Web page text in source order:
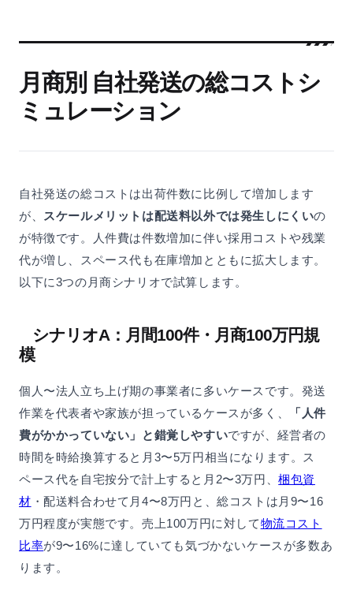
月商別 自社発送の総コストシ
ミュレーション
自社発送の総コストは出荷件数に比例して増加します
が、
スケールメリットは配送料以外では発生しにくいの
が特徴です。人件費は件数増加に伴い採用コストや残業
代が増し、スペース代も在庫増加とともに拡大します。
以下に3つの月商シナリオで試算します。
シナリオA：月間100件・月商100万円規
模
個人〜法人立ち上げ期の事業者に多いケースです。発送
作業を代表者や家族が担っているケースが多く、
「人件
費がかかっていない」と錯覚しやすいですが、経営者の
時間を時給換算すると月3〜5万円相当になります。ス
ペース代を自宅按分で計上すると月2〜3万円、梱包資
材 ・配送料合わせて月4〜8万円と、総コストは月9〜16
万円程度が実態です。売上100万円に対して物流コスト
比率が9〜16%に達していても気づかないケースが多数あ
ります。